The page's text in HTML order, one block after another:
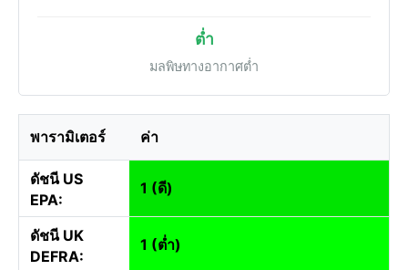
ต่ำ
มลพิษทางอากาศต่ำ
พารามิเตอร์ ค่า
ดัชนี US
EPA:
1 (ดี)
ดัชนี UK
DEFRA:
1 (ต่ำ)